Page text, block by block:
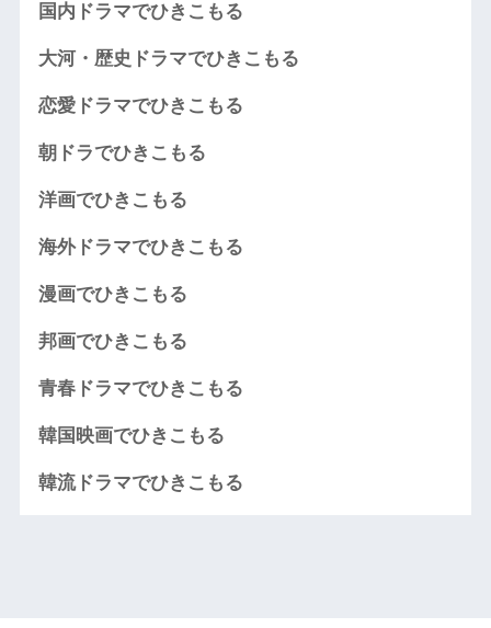
国内ドラマでひきこもる
大河・歴史ドラマでひきこもる
恋愛ドラマでひきこもる
朝ドラでひきこもる
洋画でひきこもる
海外ドラマでひきこもる
漫画でひきこもる
邦画でひきこもる
青春ドラマでひきこもる
韓国映画でひきこもる
韓流ドラマでひきこもる